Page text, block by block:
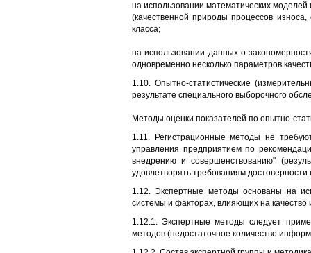
на использовании математических моделей
(качественной природы процессов
класса;
на использовании данных о
одновременно несколько параметров
1.10. Опытно-статистические
результате специального выборочного
Методы оценки показателей по опытно-
1.11. Регистрационные методы не
управления предприятием по
внедрению и совершенствованию"
удовлетворять требованиям
1.12. Экспертные методы основаны на
системы и факторах, влияющих на качество
1.12.1. Экспертные методы следует
методов (недостаточное количество